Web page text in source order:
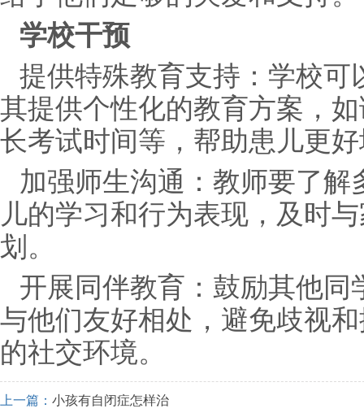
学校干预
提供特殊教育支持：学校
其提供个性化的教育方案，
长考试时间等，帮助患儿更
加强师生沟通：教师要了
儿的学习和行为表现，及时
划。
开展同伴教育：鼓励其他
与他们友好相处，避免歧视
的社交环境。
上一篇： 小孩有自闭症怎样治